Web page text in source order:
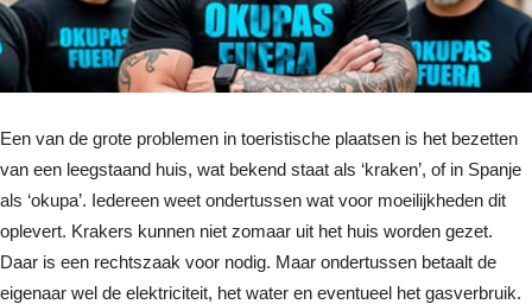
Een van de grote problemen in toeristische plaatsen is het bezetten
van een leegstaand huis, wat bekend staat als ‘kraken’, of in Spanje
als ‘okupa’. Iedereen weet ondertussen wat voor moeilijkheden dit
oplevert. Krakers kunnen niet zomaar uit het huis worden gezet.
Daar is een rechtszaak voor nodig. Maar ondertussen betaalt de
eigenaar wel de elektriciteit, het water en eventueel het gasverbruik.